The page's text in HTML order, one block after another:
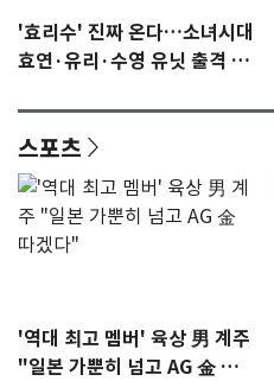
'효리수' 진짜 온다…소녀시대
효연·유리·수영 유닛 출격 [N
스포츠
'역대 최고 멤버' 육상 男 계주
"일본 가뿐히 넘고 AG 金 따겠